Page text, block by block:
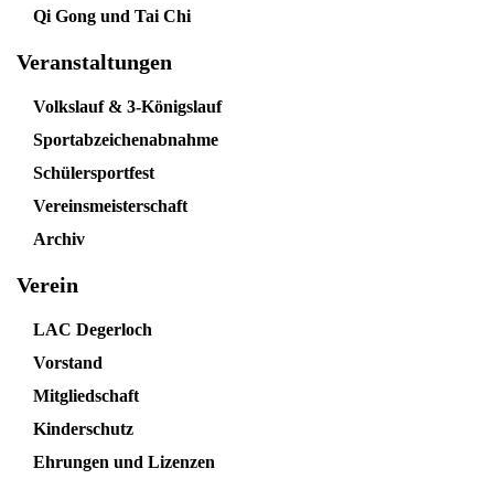
Qi Gong und Tai Chi
Veranstaltungen
Volkslauf & 3-Königslauf
Sportabzeichenabnahme
Schülersportfest
Vereinsmeisterschaft
Archiv
Verein
LAC Degerloch
Vorstand
Mitgliedschaft
Kinderschutz
Ehrungen und Lizenzen